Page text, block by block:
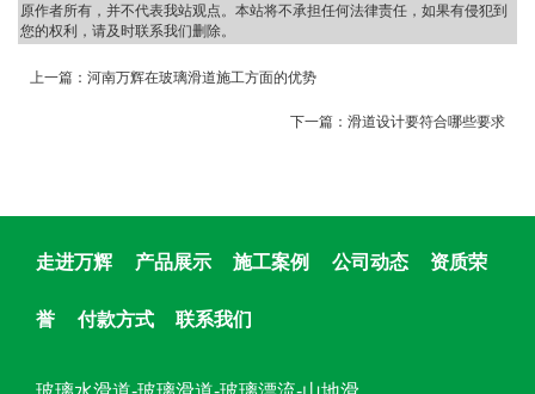
原作者所有，并不代表我站观点。本站将不承担任何法律责任，如果有侵犯到
您的权利，请及时联系我们删除。
上一篇： 河南万辉在玻璃滑道施工方面的优势
下一篇： 滑道设计要符合哪些要求
走进万辉 产品展示 施工案例 公司动态 资质荣
誉 付款方式 联系我们